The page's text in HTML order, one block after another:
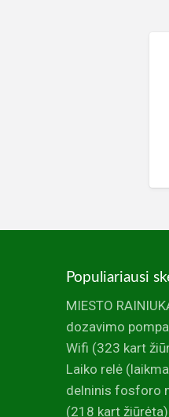
Populiariausi
MIESTO
dozavimo
Wifi (323 kart
Laiko relė
delninis fosforo
(218 kart žiūrėta)